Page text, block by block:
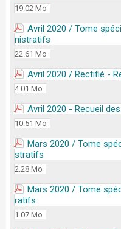
19.02 Mo
Avril 2020 / Tome
nistratifs
22.61 Mo
Avril 2020 / Rectifié -
4.01 Mo
Avril 2020 - Recueil
10.51 Mo
Mars 2020 / Tome
stratifs
2.28 Mo
Mars 2020 / Tome
ratifs
1.07 Mo